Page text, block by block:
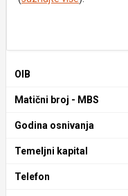
OIB
Matični broj - MBS
Godina osnivanja
Temeljni kapital
Telefon